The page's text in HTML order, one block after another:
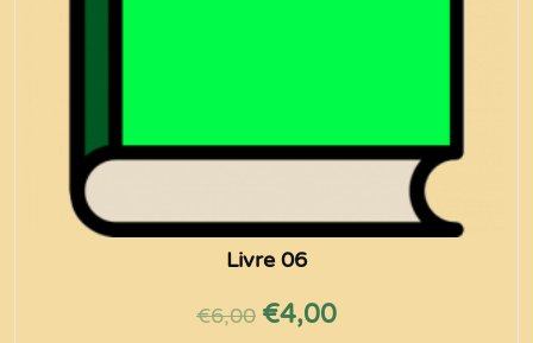
Livre 06
€6,00 Original
€4,00Current